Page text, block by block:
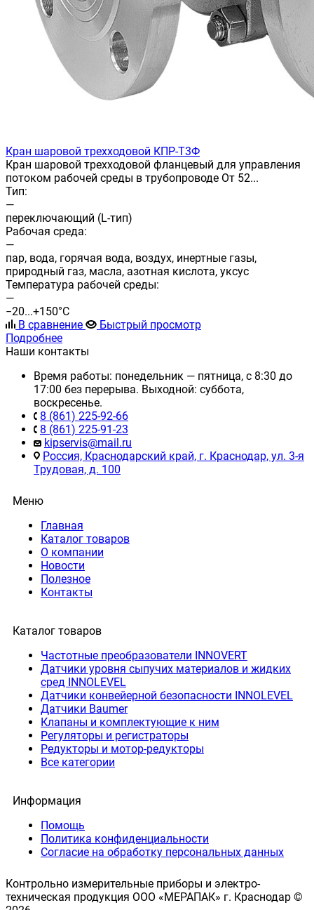
Кран шаровой трехходовой КПР-Т3Ф
Кран шаровой трехходовой фланцевый для управления
потоком рабочей среды в трубопроводе От 52...
Тип:
—
переключающий (L-тип)
Рабочая среда:
—
пар, вода, горячая вода, воздух, инертные газы,
природный газ, масла, азотная кислота, уксус
Температура рабочей среды:
—
−20...+150°С
В сравнение
Быстрый просмотр
Подробнее
Наши контакты
Время работы: понедельник — пятница, с 8:30 до
17:00 без перерыва. Выходной: суббота,
воскресенье.
8 (861) 225-92-66
8 (861) 225-91-23
kipservis@mail.ru
Россия, Краснодарский край, г. Краснодар, ул. 3-я
Трудовая, д. 100
Меню
Главная
Каталог товаров
О компании
Новости
Полезное
Контакты
Каталог товаров
Частотные преобразователи INNOVERT
Датчики уровня сыпучих материалов и жидких
сред INNOLEVEL
Датчики конвейерной безопасности INNOLEVEL
Датчики Baumer
Клапаны и комплектующие к ним
Регуляторы и регистраторы
Редукторы и мотор-редукторы
Все категории
Информация
Помощь
Политика конфиденциальности
Согласие на обработку персональных данных
Контрольно измерительные приборы и электро-
техническая продукция ООО «МЕРАПАК» г. Краснодар ©